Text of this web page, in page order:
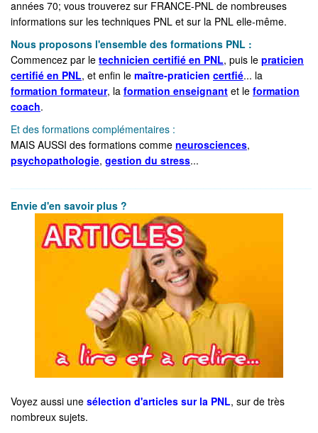
années 70; vous trouverez sur FRANCE-PNL de nombreuses
informations sur les techniques PNL et sur la PNL elle-même.
Nous proposons l'ensemble des formations PNL :
Commencez par le technicien certifié en PNL, puis le praticien
certifié en PNL, et enfin le maître-praticien certfié... la
formation formateur, la formation enseignant et le formation
coach.
Et des formations complémentaires :
MAIS AUSSI des formations comme neurosciences,
psychopathologie, gestion du stress...
Envie d'en savoir plus ?
Voyez aussi une sélection d'articles sur la PNL, sur de très
nombreux sujets.